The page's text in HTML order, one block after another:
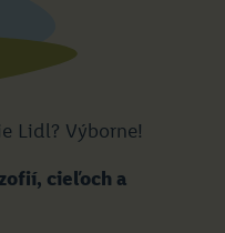
Lidl? Výborne!
cieľoch a